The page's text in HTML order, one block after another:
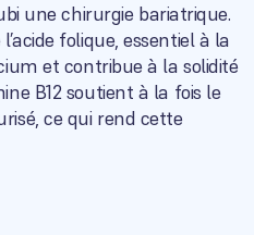
une chirurgie bariatrique.
folique, essentiel à la
et contribue à la solidité
B12 soutient à la fois le
ce qui rend cette